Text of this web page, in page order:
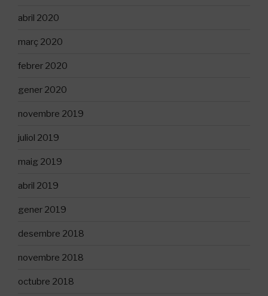
abril 2020
març 2020
febrer 2020
gener 2020
novembre 2019
juliol 2019
maig 2019
abril 2019
gener 2019
desembre 2018
novembre 2018
octubre 2018